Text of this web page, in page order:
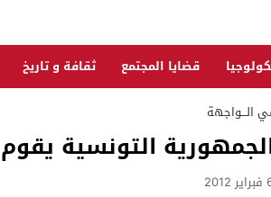
قضايا المجتمع ثقافة و تاريخ
الـــواجهة
التونسية
2012